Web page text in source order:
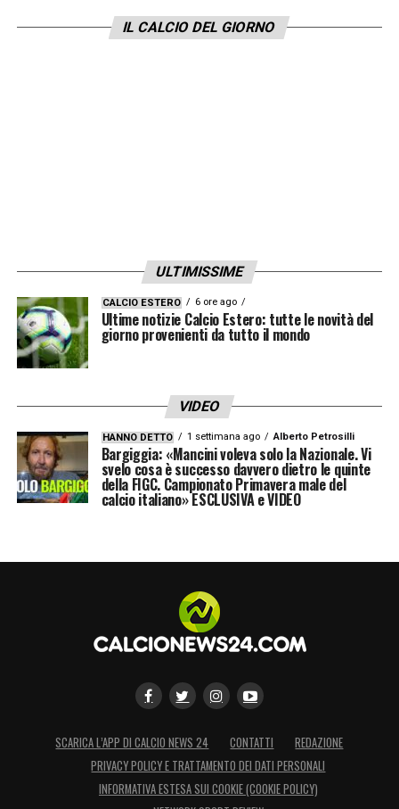
Questi fatti di estrema gravità sorgono
LA PLAYLIST DELLE NOSTRE TOP NEWS
IL CALCIO DEL GIORNO
ULTIMISSIME
CALCIO ESTERO 6 ore ago
Ultime notizie Calcio Estero: tutte le novità del
giorno provenienti da tutto il mondo
VIDEO
HANNO DETTO 1 settimana ago Alberto Petrosilli
Bargiggia: «Mancini voleva solo la Nazionale. Vi
svelo cosa è successo davvero dietro le quinte
della FIGC. Campionato Primavera male del
calcio italiano» ESCLUSIVA e VIDEO
SCARICA L’APP DI CALCIO NEWS 24 CONTATTI
REDAZIONE
PRIVACY POLICY E TRATTAMENTO DEI DATI PERSONALI
INFORMATIVA ESTESA SUI COOKIE (COOKIE POLICY)